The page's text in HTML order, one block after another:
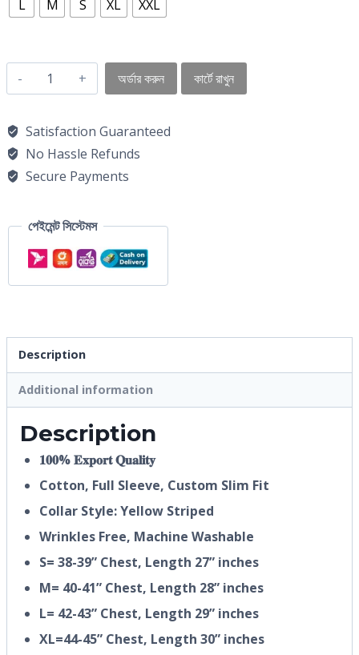
L
M S XL XXL
অর্ডার করুন কার্টে রাখুন
Satisfaction Guaranteed
No Hassle Refunds
Secure Payments
পেইমেন্ট সিস্টেমস
Description
Additional information
Description
𝟏𝟎𝟎% 𝐄𝐱𝐩𝐨𝐫𝐭 𝐐𝐮𝐚𝐥𝐢𝐭𝐲
Cotton, Full Sleeve, Custom Slim Fit
Collar Style: Yellow Striped
Wrinkles Free, Machine Washable
S= 38-39” Chest, Length 27” inches
M= 40-41” Chest, Length 28” inches
L= 42-43” Chest, Length 29” inches
XL=44-45” Chest, Length 30” inches